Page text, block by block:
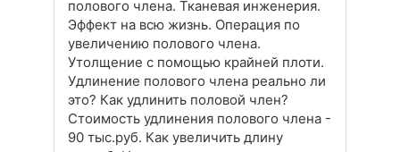
полового члена. Тканевая инженерия.
Эффект на всю жизнь. Операция по
увеличению полового члена.
Утолщение с помощью крайней плоти.
Удлинение полового члена реально ли
это? Как удлинить половой член?
Стоимость удлинения полового члена -
90 тыс.руб. Как увеличить длину